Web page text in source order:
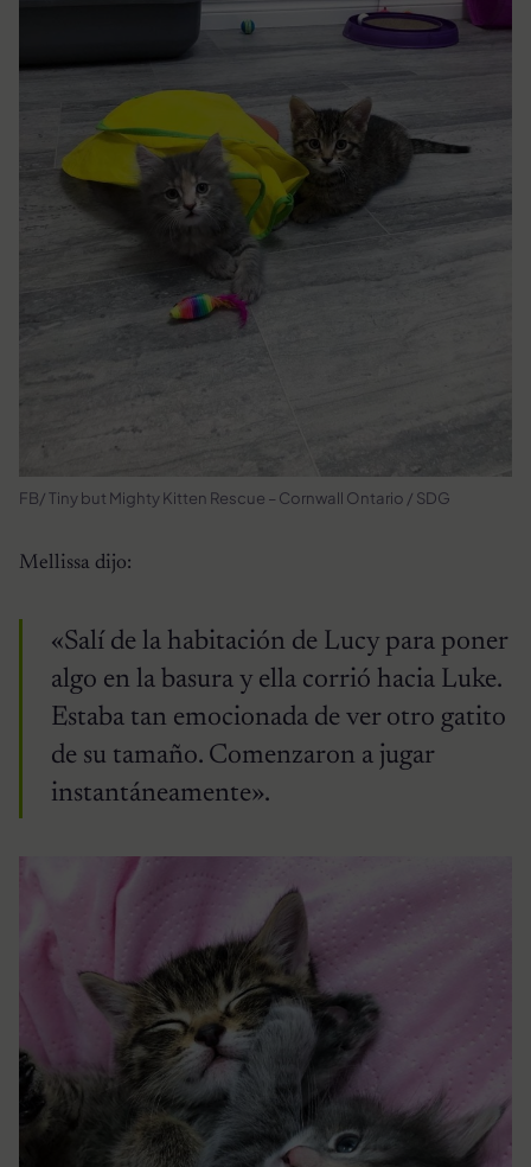
FB/ Tiny but Mighty Kitten Rescue – Cornwall Ontario / SDG
Mellissa dijo:
«Salí de la habitación de Lucy para poner
algo en la basura y ella corrió hacia Luke.
Estaba tan emocionada de ver otro gatito
de su tamaño. Comenzaron a jugar
instantáneamente».